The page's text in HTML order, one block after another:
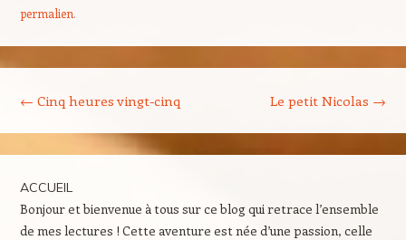
permalien.
← Cinq heures vingt-cinq Le petit Nicolas →
ACCUEIL
Bonjour et bienvenue à tous sur ce blog qui retrace l’ensemble
de mes lectures ! Cette aventure est née d’une passion, celle